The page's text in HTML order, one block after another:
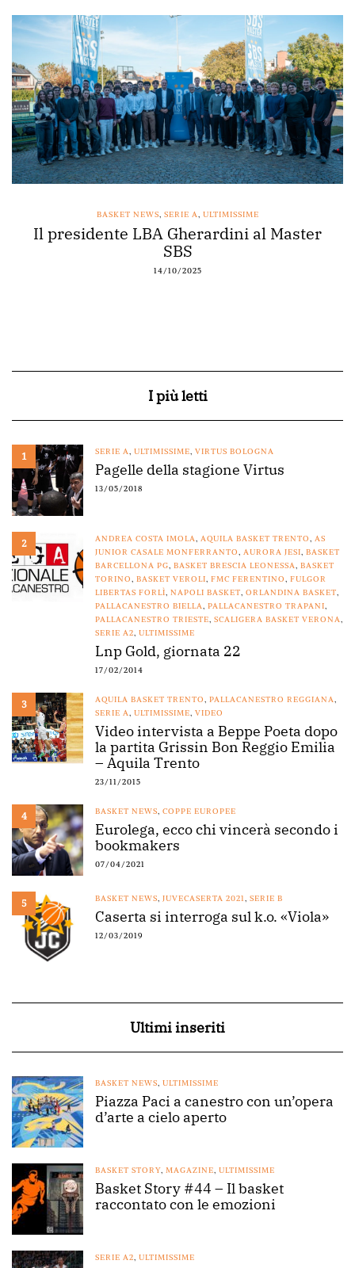
BASKET NEWS, SERIE A, ULTIMISSIME
Il presidente LBA Gherardini al Master
SBS
14/10/2025
I più letti
1 SERIE A, ULTIMISSIME, VIRTUS BOLOGNA
Pagelle della stagione Virtus
13/05/2018
2 ANDREA COSTA IMOLA, AQUILA BASKET TRENTO, AS
JUNIOR CASALE MONFERRANTO, AURORA JESI, BASKET
BARCELLONA PG, BASKET BRESCIA LEONESSA, BASKET
TORINO, BASKET VEROLI, FMC FERENTINO, FULGOR
LIBERTAS FORLÌ, NAPOLI BASKET, ORLANDINA BASKET,
PALLACANESTRO BIELLA, PALLACANESTRO TRAPANI,
PALLACANESTRO TRIESTE, SCALIGERA BASKET VERONA,
SERIE A2, ULTIMISSIME
Lnp Gold, giornata 22
17/02/2014
3 AQUILA BASKET TRENTO, PALLACANESTRO REGGIANA,
SERIE A, ULTIMISSIME, VIDEO
Video intervista a Beppe Poeta dopo
la partita Grissin Bon Reggio Emilia
– Aquila Trento
23/11/2015
4 BASKET NEWS, COPPE EUROPEE
Eurolega, ecco chi vincerà secondo i
bookmakers
07/04/2021
5 BASKET NEWS, JUVECASERTA 2021, SERIE B
Caserta si interroga sul k.o. «Viola»
12/03/2019
Ultimi inseriti
BASKET NEWS, ULTIMISSIME
Piazza Paci a canestro con un’opera
d’arte a cielo aperto
BASKET STORY, MAGAZINE, ULTIMISSIME
Basket Story #44 – Il basket
raccontato con le emozioni
SERIE A2, ULTIMISSIME